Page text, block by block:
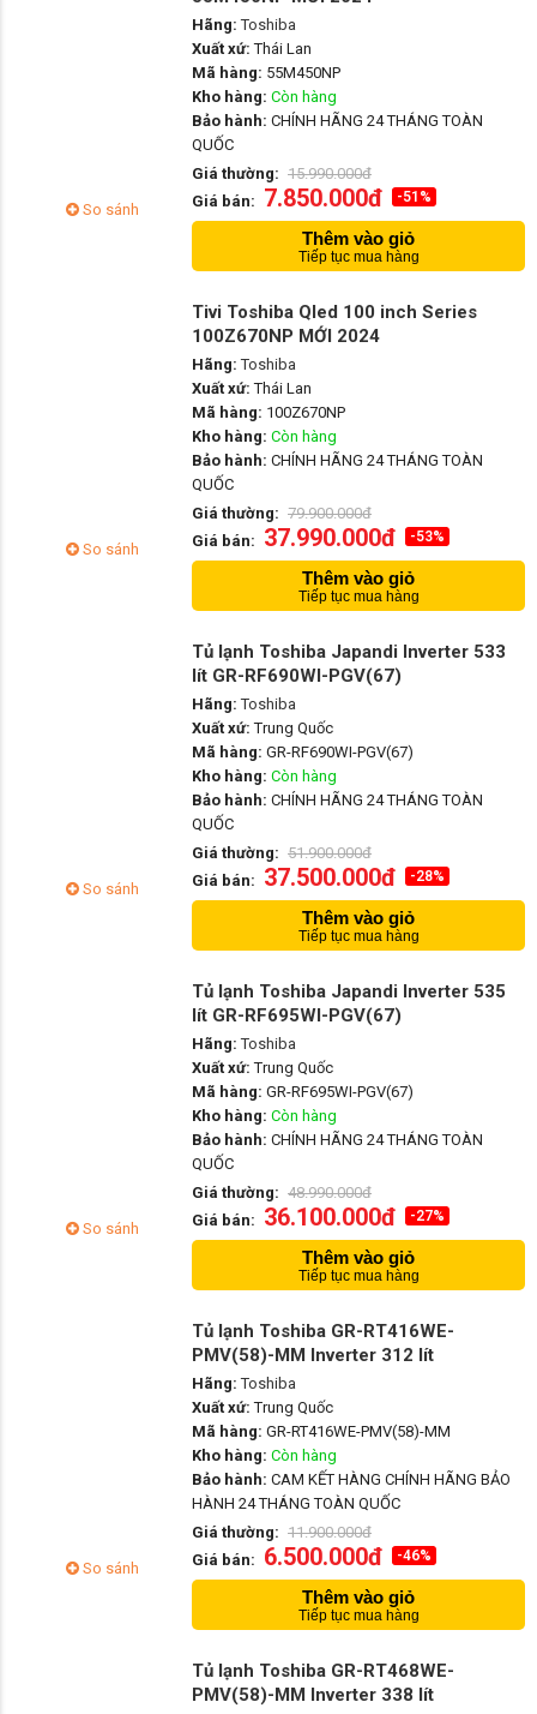
So sánh
Hãng: Toshiba
Xuất xứ: Thái Lan
Mã hàng: 55M450NP
Kho hàng: Còn hàng
Bảo hành: CHÍNH HÃNG 24 THÁNG TOÀN
QUỐC
Giá thường: 15.990.000đ
Giá bán: 7.850.000đ -51%
Thêm vào giỏ
Tiếp tục mua hàng
So sánh
Tivi Toshiba Qled 100 inch Series
100Z670NP MỚI 2024
Hãng: Toshiba
Xuất xứ: Thái Lan
Mã hàng: 100Z670NP
Kho hàng: Còn hàng
Bảo hành: CHÍNH HÃNG 24 THÁNG TOÀN
QUỐC
Giá thường: 79.900.000đ
Giá bán: 37.990.000đ -53%
Thêm vào giỏ
Tiếp tục mua hàng
So sánh
Tủ lạnh Toshiba Japandi Inverter 533
lít GR-RF690WI-PGV(67)
Hãng: Toshiba
Xuất xứ: Trung Quốc
Mã hàng: GR-RF690WI-PGV(67)
Kho hàng: Còn hàng
Bảo hành: CHÍNH HÃNG 24 THÁNG TOÀN
QUỐC
Giá thường: 51.900.000đ
Giá bán: 37.500.000đ -28%
Thêm vào giỏ
Tiếp tục mua hàng
So sánh
Tủ lạnh Toshiba Japandi Inverter 535
lít GR-RF695WI-PGV(67)
Hãng: Toshiba
Xuất xứ: Trung Quốc
Mã hàng: GR-RF695WI-PGV(67)
Kho hàng: Còn hàng
Bảo hành: CHÍNH HÃNG 24 THÁNG TOÀN
QUỐC
Giá thường: 48.990.000đ
Giá bán: 36.100.000đ -27%
Thêm vào giỏ
Tiếp tục mua hàng
So sánh
Tủ lạnh Toshiba GR-RT416WE-
PMV(58)-MM Inverter 312 lít
Hãng: Toshiba
Xuất xứ: Trung Quốc
Mã hàng: GR-RT416WE-PMV(58)-MM
Kho hàng: Còn hàng
Bảo hành: CAM KẾT HÀNG CHÍNH HÃNG BẢO
HÀNH 24 THÁNG TOÀN QUỐC
Giá thường: 11.900.000đ
Giá bán: 6.500.000đ -46%
Thêm vào giỏ
Tiếp tục mua hàng
Tủ lạnh Toshiba GR-RT468WE-
PMV(58)-MM Inverter 338 lít